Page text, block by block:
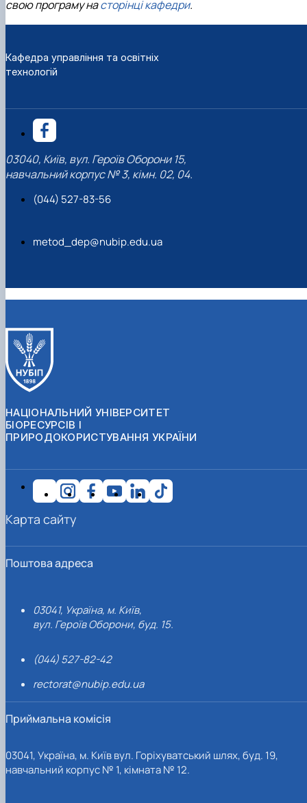
свою програму насторінці кафедри.
Кафедра управління та освітніх
технологій
03040, Київ, вул. Героїв Оборони 15,
навчальний корпус № 3, кімн. 02, 04.
(044) 527-83-56
metod_dep@nubip.edu.ua
НАЦІОНАЛЬНИЙ УНІВЕРСИТЕТ
БІОРЕСУРСІВ І
ПРИРОДОКОРИСТУВАННЯ УКРАЇНИ
Поштова адреса
03041, Україна, м. Київ,
вул. Героїв Оборони, буд. 15.
(044) 527-82-42
rectorat@nubip.edu.ua
Приймальна комісія
03041, Україна, м. Київ вул. Горіхуватський шлях, буд. 19,
навчальний корпус № 1, кімната № 12.
Карта сайту